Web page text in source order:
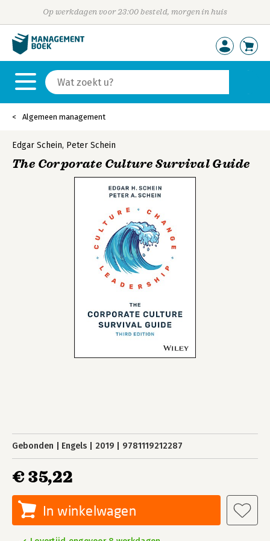
Op werkdagen voor 23:00 besteld, morgen in huis
Algemeen management
Edgar Schein, Peter Schein
The Corporate Culture Survival Guide
Gebonden Engels 2019 9781119212287
€ 35,22
In winkelwagen